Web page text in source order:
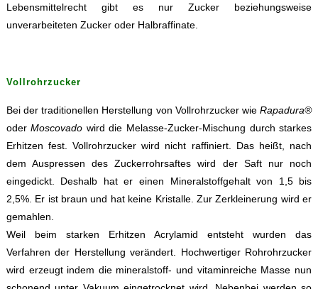
Lebensmittelrecht gibt es nur Zucker beziehungsweise
unverarbeiteten Zucker oder Halbraffinate.
Vollrohrzucker
Bei der traditionellen Herstellung von Vollrohrzucker wieRapadura®
oderMoscovado wird die Melasse-Zucker-Mischung durch starkes
Erhitzen fest. Vollrohrzucker wird nicht raffiniert. Das heißt, nach
dem Auspressen des Zuckerrohrsaftes wird der Saft nur noch
eingedickt. Deshalb hat er einen Mineralstoffgehalt von 1,5 bis
2,5%. Er ist braun und hat keine Kristalle. Zur Zerkleinerung wird er
gemahlen.
Weil beim starken Erhitzen Acrylamid entsteht wurden das
Verfahren der Herstellung verändert. Hochwertiger Rohrohrzucker
wird erzeugt indem die mineralstoff- und vitaminreiche Masse nun